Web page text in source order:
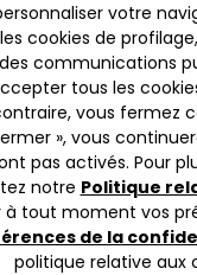
votre
cookies de
communications
tous les
vous fermez
», vous
pas activés. Pour
notre Politique
à tout moment vos
de la
politique relative aux